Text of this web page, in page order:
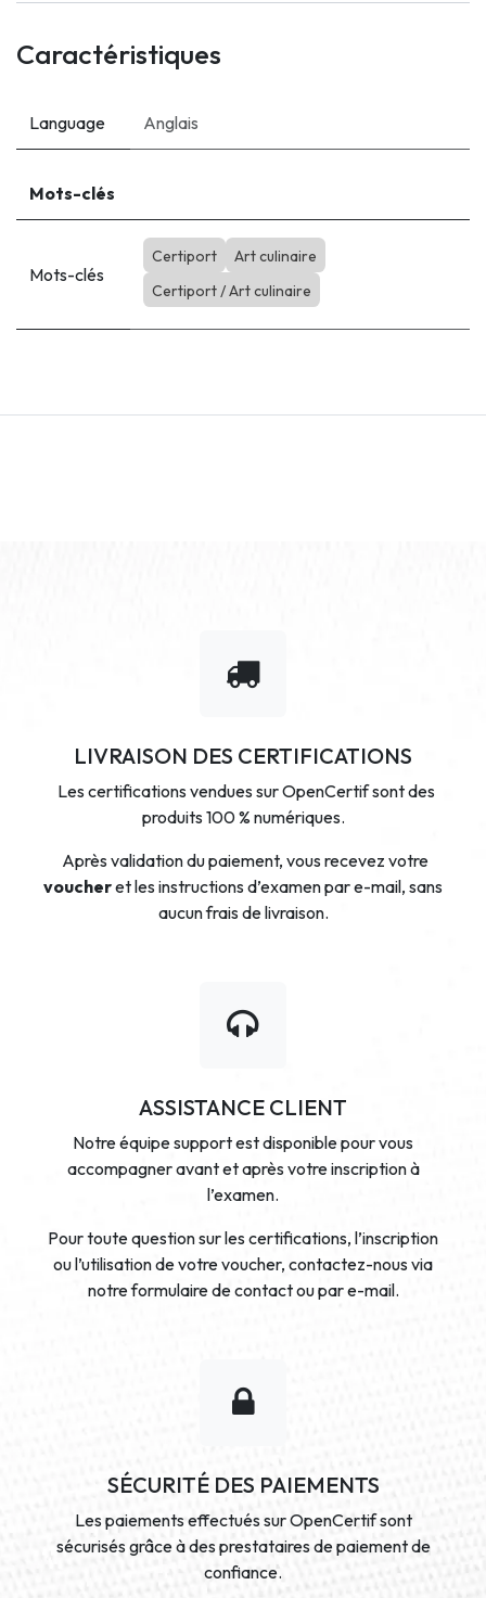
Caractéristiques
Language Anglais
Mots-clés
Mots-clés
Certiport
Art culinaire
Certiport / Art culinaire
LIVRAISON DES CERTIFICATIONS
Les certifications vendues sur OpenCertif sont des
produits 100 % numériques.
Après validation du paiement, vous recevez votre
voucheret les instructions d’examen par e-mail, sans
aucun frais de livraison.
ASSISTANCE CLIENT
Notre équipe support est disponible pour vous
accompagner avant et après votre inscription à
l’examen.
Pour toute question sur les certifications, l’inscription
ou l’utilisation de votre voucher, contactez-nous via
notre formulaire de contact ou par e-mail.
SÉCURITÉ DES PAIEMENTS
Les paiements effectués sur OpenCertif sont
sécurisés grâce à des prestataires de paiement de
confiance.